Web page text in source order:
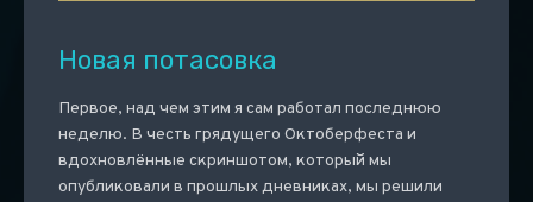
Новая потасовка
Первое, над чем этим я сам работал последнюю
неделю. В честь грядущего Октоберфеста и
вдохновлённые скриншотом, который мы
опубликовали в прошлых дневниках, мы решили